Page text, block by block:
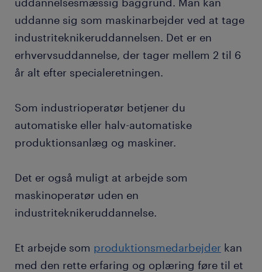
uddanne sig som maskinarbejder ved at tage
industriteknikeruddannelsen. Det er en
erhvervsuddannelse, der tager mellem 2 til 6
år alt efter specialeretningen.
Som industrioperatør betjener du
automatiske eller halv-automatiske
produktionsanlæg og maskiner.
Det er også muligt at arbejde som
maskinoperatør uden en
industriteknikeruddannelse.
Et arbejde som produktionsmedarbejder kan
med den rette erfaring og oplæring føre til et